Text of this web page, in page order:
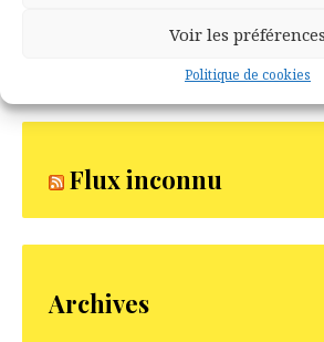
Voir les préférences
Politique de cookies
Flux inconnu
Archives